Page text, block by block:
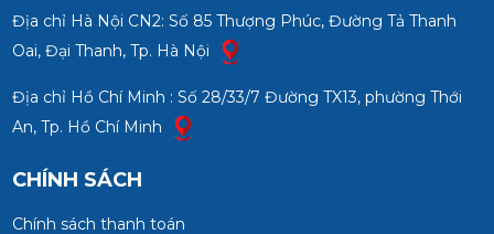
Địa chỉ Hà Nội CN2: Số 85 Thượng Phúc, Đường Tả Thanh
Oai, Đại Thanh, Tp. Hà Nội
Địa chỉ Hồ Chí Minh : Số 28/33/7 Đường TX13, phường Thới
An, Tp. Hồ Chí Minh
CHÍNH SÁCH
Chính sách thanh toán